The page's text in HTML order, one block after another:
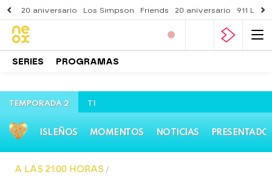
20 aniversario Los Simpson Friends 20 aniversario 911
SERIES PROGRAMAS
TEMPORADA 2 T1
ISLEÑOS MOMENTOS NOTICIAS
A LAS 21:00 HORAS